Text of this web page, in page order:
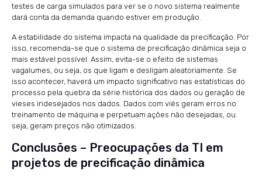
testes de carga simulados para ver se o novo sistema realmente
dará conta da demanda quando estiver em produção.
A estabilidade do sistema impacta na qualidade da precificação. Por
isso, recomenda-se que o sistema de precificação dinâmica seja o
mais estável possível. Assim, evita-se o efeito de sistemas
vagalumes, ou seja, os que ligam e desligam aleatoriamente. Se
isso acontecer, haverá um impacto significativo nas estatísticas do
processo pela quebra da série histórica dos dados ou geração de
vieses indesejados nos dados. Dados com viés geram erros no
treinamento de máquina e perpetuam ações não desejadas, ou
seja, geram preços não otimizados.
Conclusões – Preocupações da TI em
projetos de precificação dinâmica